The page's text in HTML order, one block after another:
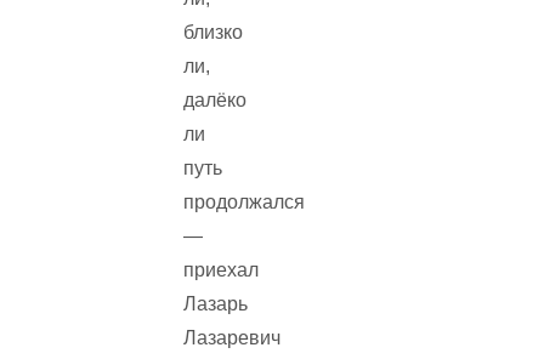
близко
ли,
далёко
ли
путь
продолжался
—
приехал
Лазарь
Лазаревич